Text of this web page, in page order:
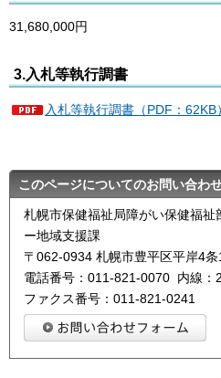
31,680,000円
3.入札等執行調書
入札等執行調書（PDF：62KB）
このページについてのお問い合わ
札幌市保健福祉局障がい保健福祉
ー地域支援課
〒062-0934 札幌市豊平区平岸4
電話番号：011-821-0070 内線：
ファクス番号：011-821-0241